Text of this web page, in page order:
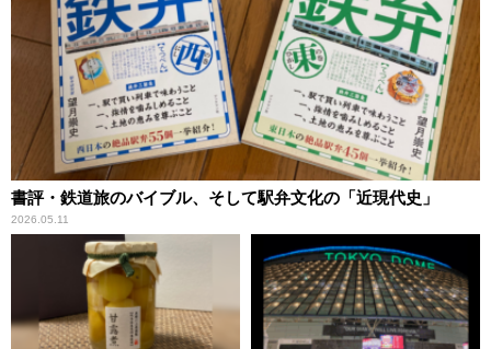
書評・鉄道旅のバイブル、そして駅弁文化の「近現代史」
2026.05.11